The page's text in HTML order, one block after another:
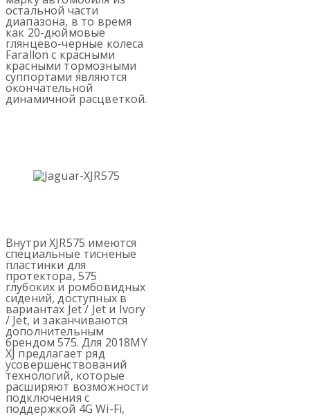
остальной части
диапазона, в то время
как 20-дюймовые
глянцево-черные колеса
Farallon с красными
красными тормозными
суппортами являются
окончательной
динамичной расцветкой.
Внутри XJR575 имеются
специальные тисненые
пластинки для
протектора, 575
глубоких и ромбовидных
сидений, доступных в
вариантах Jet / Jet и Ivory
/ Jet, и заканчиваются
дополнительным
брендом 575. Для 2018MY
XJ предлагает ряд
усовершенствований
технологий, которые
расширяют возможности
подключения с
поддержкой 4G Wi-Fi,